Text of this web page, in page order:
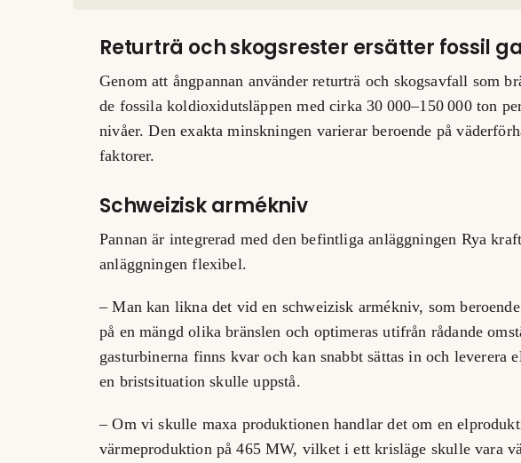
Returträ och skogsrester ersätter fossil
Genom att ångpannan använder returträ och skogsavfall som
de fossila koldioxidutsläppen med cirka 30 000–150 000 ton
nivåer. Den exakta minskningen varierar beroende på
faktorer.
Schweizisk armékniv
Pannan är integrerad med den befintliga anläggningen Rya
anläggningen flexibel.
– Man kan likna det vid en schweizisk armékniv, som
på en mängd olika bränslen och optimeras utifrån rådande
gasturbinerna finns kvar och kan snabbt sättas in och leverera
en bristsituation skulle uppstå.
– Om vi skulle maxa produktionen handlar det om en
värmeproduktion på 465 MW, vilket i ett krisläge skulle vara